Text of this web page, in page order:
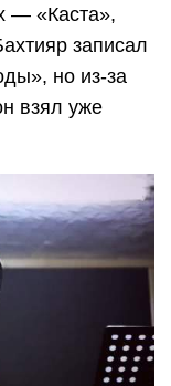
— «Каста»,
записал
но из-за
взял уже